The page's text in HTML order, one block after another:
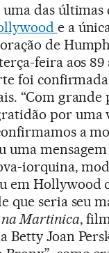
das últimas
e a
de
feira aos 89
foi
“Com grande
por uma
a
uma
iorquina,
em Hollywood
que seria seu
na Martinica,
Betty Joan